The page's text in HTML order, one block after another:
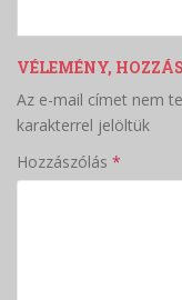
VÉLEMÉNY,
Az e-mail címet nem
karakterrel jelöltük
Hozzászólás *